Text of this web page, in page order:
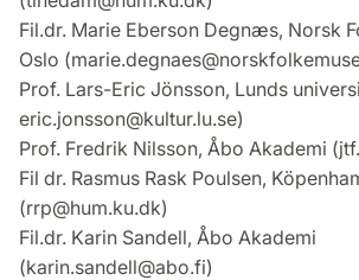
Fil.dr. Marie Eberson Degnæs, Norsk
Oslo
Prof. Lars-Eric Jönsson, Lunds
eric.jonsson@kultur.lu.se)
Prof. Fredrik Nilsson, Åbo Akademi
Fil dr. Rasmus Rask Poulsen,
(rrp@hum.ku.dk)
Fil.dr. Karin Sandell, Åbo Akademi
(karin.sandell@abo.fi)